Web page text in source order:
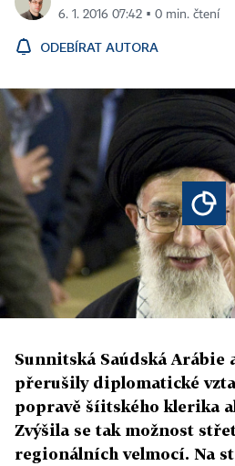
6. 1. 2016 07:42 ▪ 0 min. čtení
ODEBÍRAT AUTORA
Sunnitská Saúdská Arábie
přerušily diplomatické
popravě šíitského klerika
Zvýšila se tak možnost
regionálních velmocí. Na